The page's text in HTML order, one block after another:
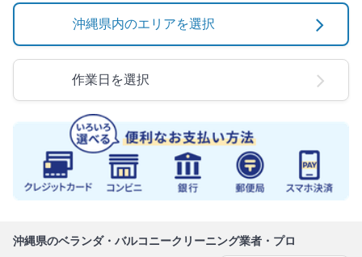
沖縄県内のエリアを選択
作業日を選択
沖縄県のベランダ・バルコニークリーニング業者・プロ